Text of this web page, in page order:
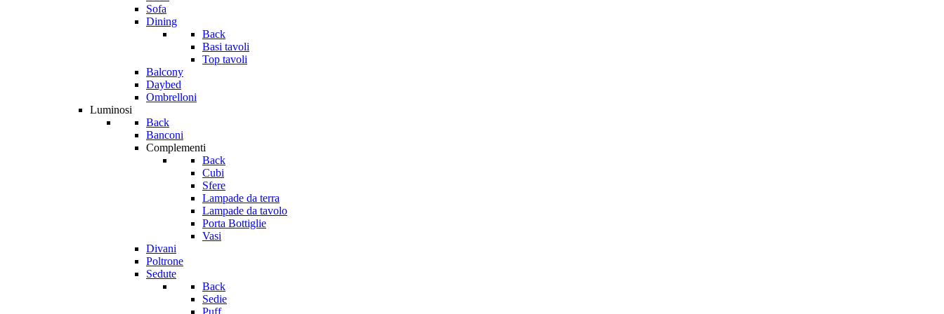
Sofa
Dining
Back
Basi tavoli
Top tavoli
Balcony
Daybed
Ombrelloni
Luminosi
Back
Banconi
Complementi
Back
Cubi
Sfere
Lampade da terra
Lampade da tavolo
Porta Bottiglie
Vasi
Divani
Poltrone
Sedute
Back
Sedie
Puff